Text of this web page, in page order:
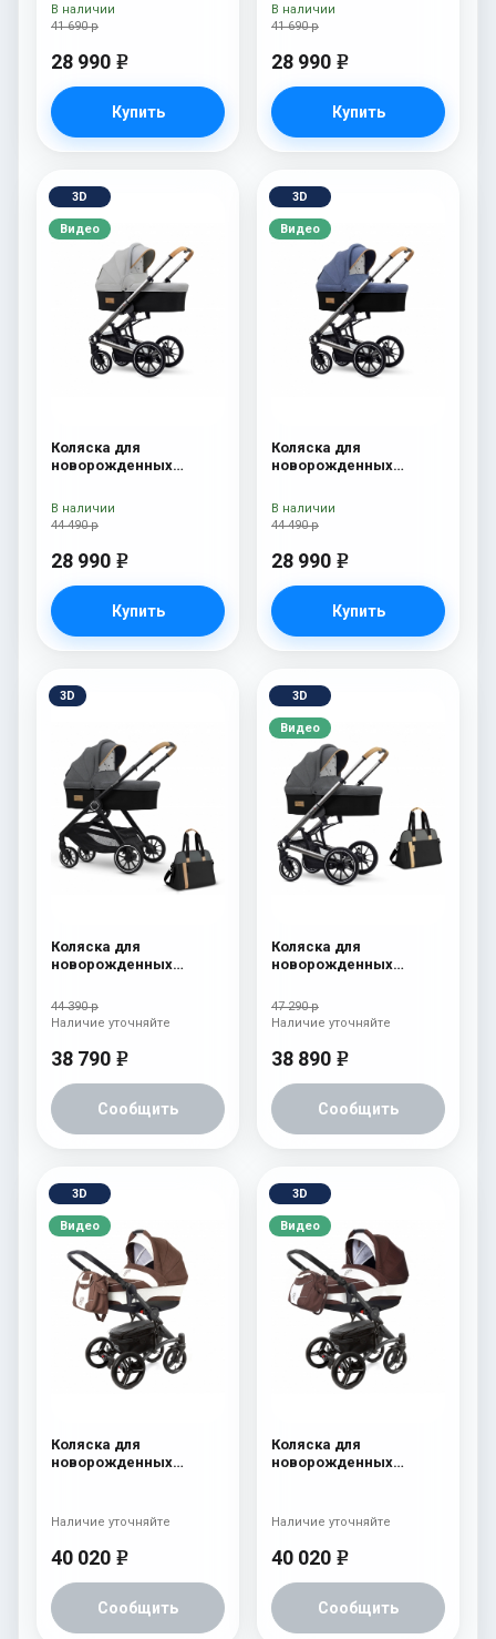
41 690 р
28 990 e
Купить
В наличии
41 690 р
28 990 e
Купить
В наличии
3D
Видео
Коляска для
новорожденных
44 490 р
28 990 e
Купить
В наличии
3D
Видео
Коляска для
новорожденных
44 490 р
28 990 e
Купить
В наличии
3D
Коляска для
новорожденных
сумка Nordic
44 390 р
38 790 e
Сообщить
Наличие уточняйте
3D
Видео
Коляска для
новорожденных
Nordic
47 290 р
38 890 e
Сообщить
Наличие уточняйте
3D
Видео
Коляска для
новорожденных
40 020 e
Сообщить
Наличие уточняйте
3D
Видео
Коляска для
новорожденных
40 020 e
Сообщить
Наличие уточняйте